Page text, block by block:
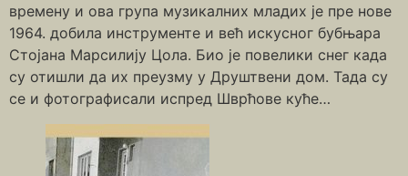
времену и ова група музикалних младих је пре нове
1964. добила инструменте и већ искусног бубњара
Стојана Марсилију Цола. Био је повелики снег када
су отишли да их преузму у Друштвени дом. Тада су
се и фотографисали испред Шврћове куће…